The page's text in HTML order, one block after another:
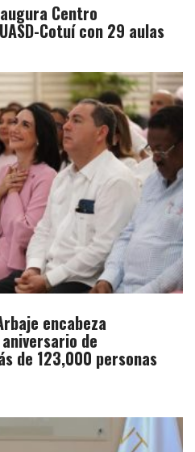
Centro
Cotuí con 29 aulas
encabeza
de
de 123,000 personas